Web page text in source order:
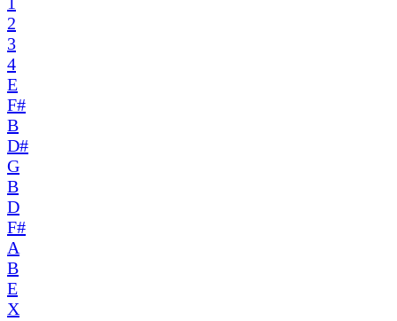
2
3
4
E
F#
B
D#
G
B
D
F#
A
B
E
X